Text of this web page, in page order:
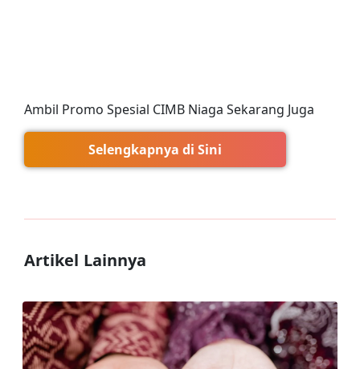
Ambil Promo Spesial CIMB Niaga Sekarang Juga
Selengkapnya di Sini
Artikel Lainnya